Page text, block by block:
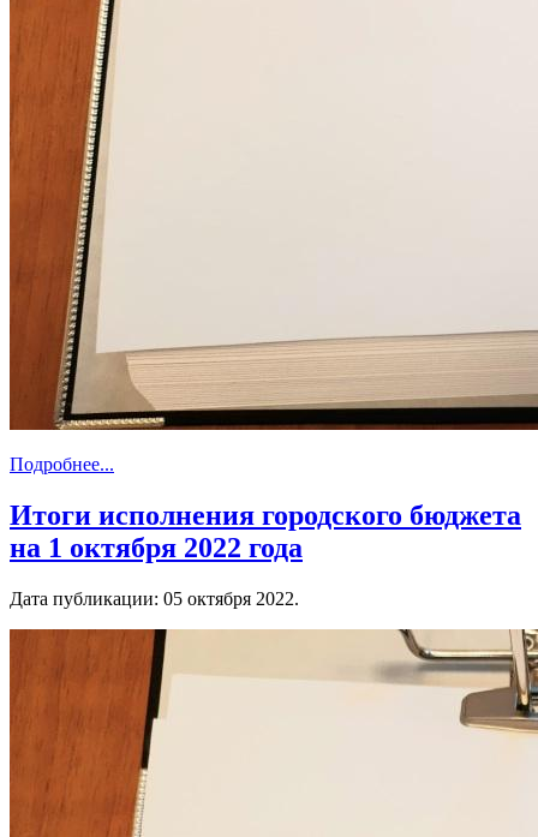
Подробнее...
Итоги исполнения городского бюджета
на 1 октября 2022 года
Дата публикации: 05 октября 2022.